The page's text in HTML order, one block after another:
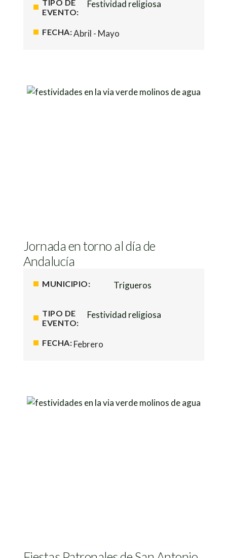
TIPO DE
EVENTO:
Festividad religiosa
FECHA:Abril - Mayo
Jornada en torno al día de
Andalucía
MUNICIPIO: Trigueros
TIPO DE
EVENTO:
Festividad religiosa
FECHA: Febrero